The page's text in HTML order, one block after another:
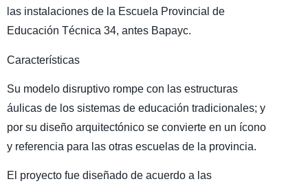
las instalaciones de la Escuela Provincial de
Educación Técnica 34, antes Bapayc.
Características
Su modelo disruptivo rompe con las estructuras
áulicas de los sistemas de educación tradicionales; y
por su diseño arquitectónico se convierte en un ícono
y referencia para las otras escuelas de la provincia.
El proyecto fue diseñado de acuerdo a las